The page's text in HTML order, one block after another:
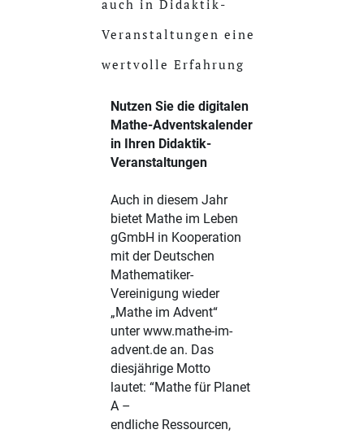
auch in Didaktik-
Veranstaltungen eine
wertvolle Erfahrung
Nutzen Sie die digitalen
Mathe-Adventskalender
in Ihren Didaktik-
Veranstaltungen
Auch in diesem Jahr
bietet Mathe im Leben
gGmbH in Kooperation
mit der Deutschen
Mathematiker-
Vereinigung wieder
„Mathe im Advent“
unterwww.mathe-im-
advent.de an. Das
diesjährige Motto
lautet: “Mathe für Planet
A –
endliche Ressourcen,